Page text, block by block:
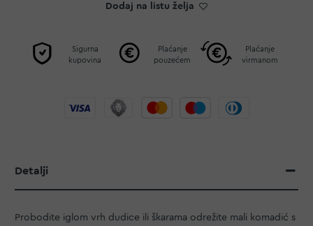
Dodaj na listu želja
Sigurna
kupovina
Plaćanje
pouzećem
Plaćanje
virmanom
Detalji
Probodite iglom vrh dudice ili škarama odrežite mali komadić s